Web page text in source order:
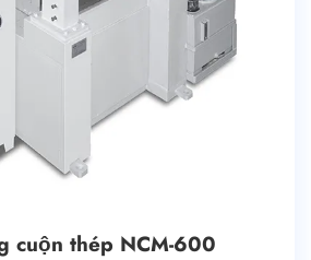
cuộn thép NCM-600